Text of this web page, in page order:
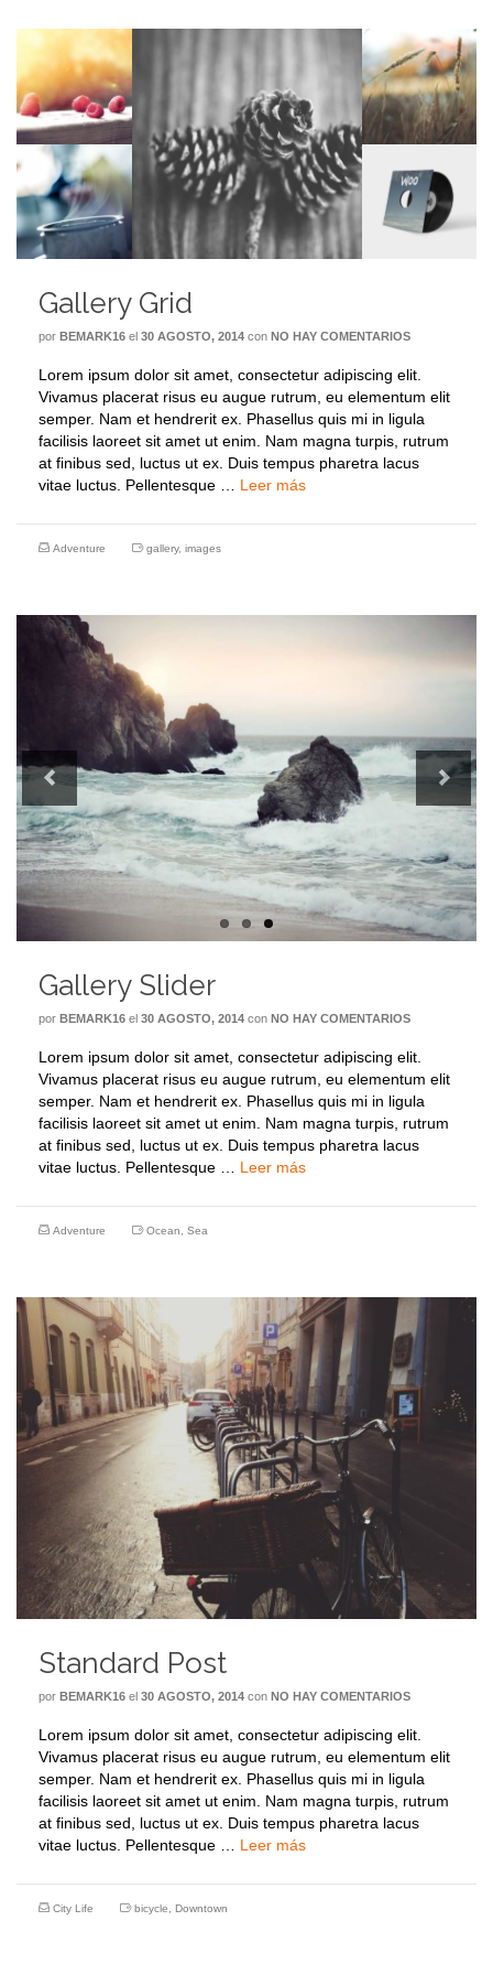
Gallery Grid
por BEMARK16 el 30 AGOSTO, 2014 con NO HAY COMENTARIOS
Lorem ipsum dolor sit amet, consectetur adipiscing elit.
Vivamus placerat risus eu augue rutrum, eu elementum elit
semper. Nam et hendrerit ex. Phasellus quis mi in ligula
facilisis laoreet sit amet ut enim. Nam magna turpis, rutrum
at finibus sed, luctus ut ex. Duis tempus pharetra lacus
vitae luctus. Pellentesque … Leer más
Adventure gallery, images
Previous Next
Gallery Slider
por BEMARK16 el 30 AGOSTO, 2014 con NO HAY COMENTARIOS
Lorem ipsum dolor sit amet, consectetur adipiscing elit.
Vivamus placerat risus eu augue rutrum, eu elementum elit
semper. Nam et hendrerit ex. Phasellus quis mi in ligula
facilisis laoreet sit amet ut enim. Nam magna turpis, rutrum
at finibus sed, luctus ut ex. Duis tempus pharetra lacus
vitae luctus. Pellentesque … Leer más
Adventure Ocean Sea
Standard Post
por BEMARK16 el 30 AGOSTO, 2014 con NO HAY COMENTARIOS
Lorem ipsum dolor sit amet, consectetur adipiscing elit.
Vivamus placerat risus eu augue rutrum, eu elementum elit
semper. Nam et hendrerit ex. Phasellus quis mi in ligula
facilisis laoreet sit amet ut enim. Nam magna turpis, rutrum
at finibus sed, luctus ut ex. Duis tempus pharetra lacus
vitae luctus. Pellentesque … Leer más
City Life bicycle Downtown